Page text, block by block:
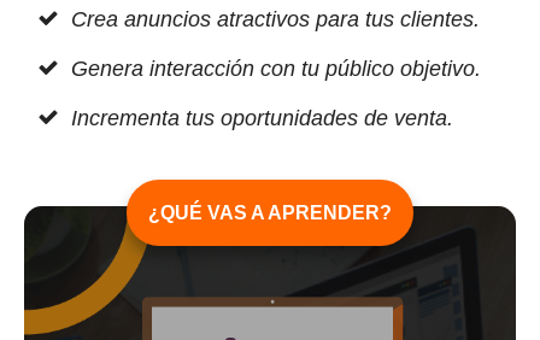
Crea anuncios atractivos para tus clientes.
Genera interacción con tu público objetivo.
Incrementa tus oportunidades de venta.
¿QUÉ VAS A APRENDER?